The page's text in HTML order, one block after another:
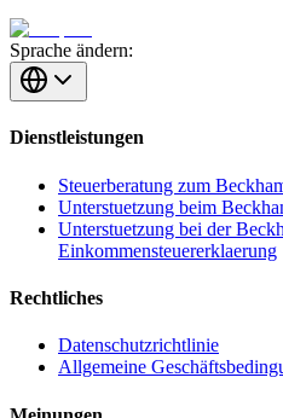
Sprache ändern:
Dienstleistungen
Steuerberatung zum
Unterstuetzung beim
Unterstuetzung bei der
Einkommensteuererklaerung
Rechtliches
Datenschutzrichtlinie
Allgemeine